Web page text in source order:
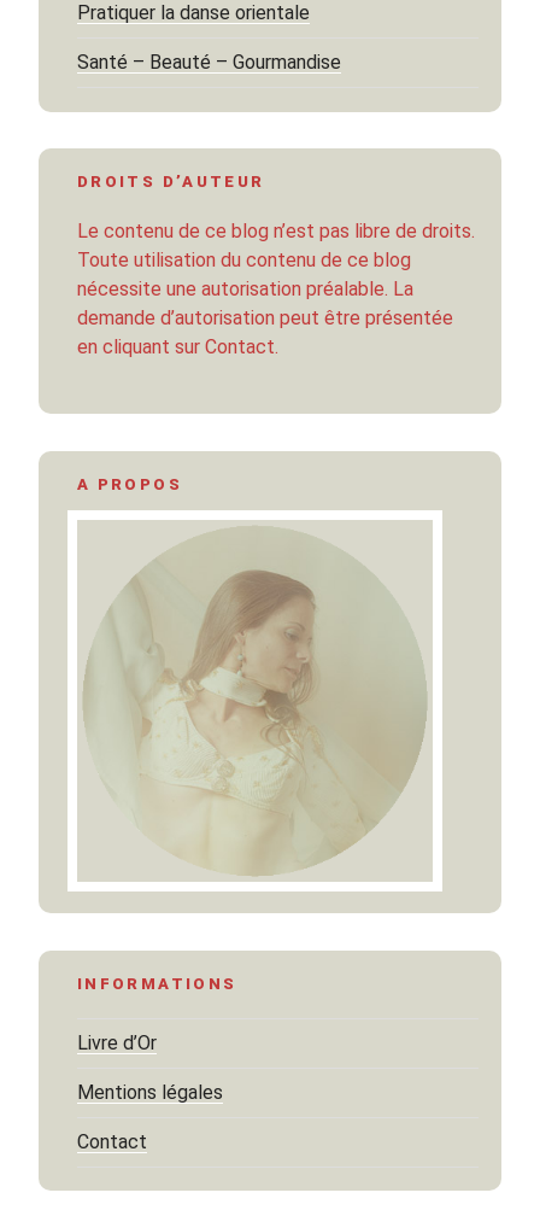
Pratiquer la danse orientale
Santé – Beauté – Gourmandise
DROITS D’AUTEUR
Le contenu de ce blog n’est pas libre de droits.
Toute utilisation du contenu de ce blog
nécessite une autorisation préalable. La
demande d’autorisation peut être présentée
en cliquant sur Contact.
A PROPOS
INFORMATIONS
Livre d’Or
Mentions légales
Contact